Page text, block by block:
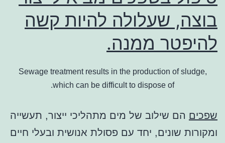
בוצה, שעלולה להיות קשה
להיפטר ממנה.
Sewage treatment results in the production of sludge,
which can be difficult to dispose of.
שפכים הם שילוב של מים מתהליכי ייצור, תעשייה
ומקורות שונים, יחד עם פסולת אנושית ובעלי חיים